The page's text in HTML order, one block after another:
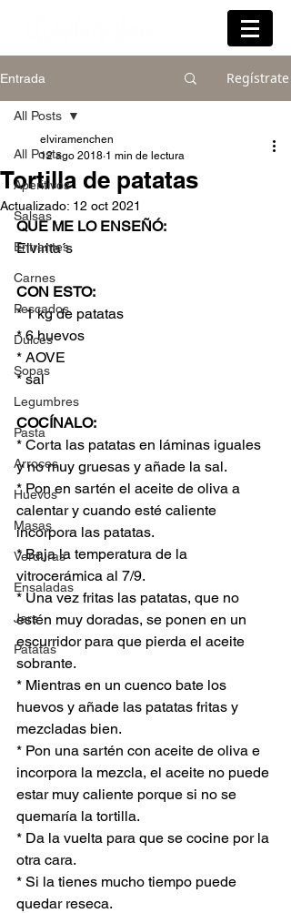
Entrada Regístrate
All Posts
Aperitivos
Salsas
Entrantes
Carnes
Pescados
Dulces
Sopas
Legumbres
Pasta
Arroces
Huevos
Masas
Verduras
Ensaladas
Jars
Patatas
All Posts
Tortilla de patatas
elviramenchen
12 ago 2018 1 min de lectura
Actualizado: 12 oct 2021
QUE ME LO ENSEÑÓ:
Elvirita´s
CON ESTO:
* 1 kg de patatas
* 6 huevos
* AOVE
* sal
COCÍNALO:
* Corta las patatas en láminas iguales
y no muy gruesas y añade la sal.
* Pon en sartén el aceite de oliva a
calentar y cuando esté caliente
incorpora las patatas.
* Baja la temperatura de la
vitrocerámica al 7/9.
* Una vez fritas las patatas, que no
estén muy doradas, se ponen en un
escurridor para que pierda el aceite
sobrante.
* Mientras en un cuenco bate los
huevos y añade las patatas fritas y
mezcladas bien.
* Pon una sartén con aceite de oliva e
incorpora la mezcla, el aceite no puede
estar muy caliente porque si no se
quemaría la tortilla.
* Da la vuelta para que se cocine por la
otra cara.
* Si la tienes mucho tiempo puede
quedar reseca.